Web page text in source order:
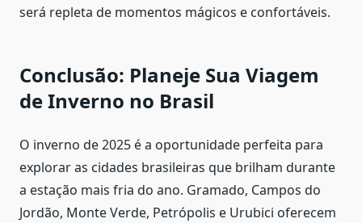
será repleta de momentos mágicos e confortáveis.
Conclusão: Planeje Sua Viagem
de Inverno no Brasil
O inverno de 2025 é a oportunidade perfeita para
explorar as cidades brasileiras que brilham durante
a estação mais fria do ano. Gramado, Campos do
Jordão, Monte Verde, Petrópolis e Urubici oferecem